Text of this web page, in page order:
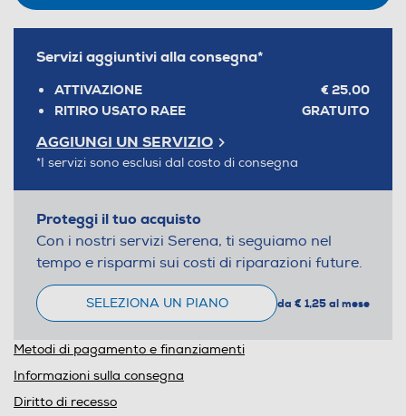
Servizi aggiuntivi alla consegna*
ATTIVAZIONE
€ 25,00
RITIRO USATO RAEE
GRATUITO
AGGIUNGI UN SERVIZIO
*I servizi sono esclusi dal costo di consegna
Proteggi il tuo acquisto
Con i nostri servizi Serena, ti seguiamo nel
tempo e risparmi sui costi di riparazioni future.
SELEZIONA UN PIANO da € 1,25 al mese
Metodi di pagamento e finanziamenti
Informazioni sulla consegna
Diritto di recesso